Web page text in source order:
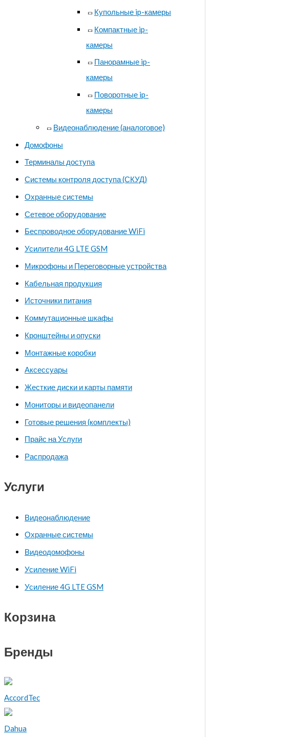
Купольные ip-камеры
Компактные ip-
камеры
Панорамные ip-
камеры
Поворотные ip-
камеры
Видеонаблюдение (аналоговое)
Домофоны
Терминалы доступа
Системы контроля доступа (СКУД)
Охранные системы
Сетевое оборудование
Беспроводное оборудование WiFi
Усилители 4G LTE GSM
Микрофоны и Переговорные устройства
Кабельная продукция
Источники питания
Коммутационные шкафы
Кронштейны и опуски
Монтажные коробки
Аксессуары
Жесткие диски и карты памяти
Мониторы и видеопанели
Готовые решения (комплекты)
Прайс на Услуги
Распродажа
Услуги
Видеонаблюдение
Охранные системы
Видеодомофоны
Усиление WiFi
Усиление 4G LTE GSM
Корзина
Бренды
AccordTec
Dahua